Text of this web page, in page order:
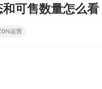
可售数量怎么看
运营